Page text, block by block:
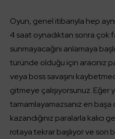
Oyun, genel itibarıyla hep
4 saat oynadıktan sonra çok
sunmayacağını anlamaya
türünde olduğu için aracınız
veya boss savaşını
gitmeye çalışıyorsunuz. Eğer
tamamlayamazsanız en
kazandığınız paralarla kalıcı
rotaya tekrar başlıyor ve son